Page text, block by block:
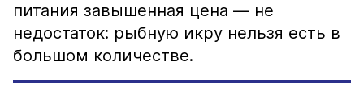
питания завышенная цена — не
недостаток: рыбную икру нельзя есть в
большом количестве.